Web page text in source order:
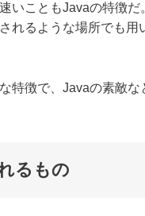
いこともJavaの特徴だ
れるような場所でも用
特徴で、Javaの素敵な
るもの